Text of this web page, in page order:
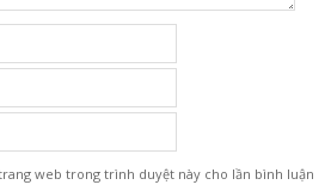
web trong trình duyệt này cho lần bình luận